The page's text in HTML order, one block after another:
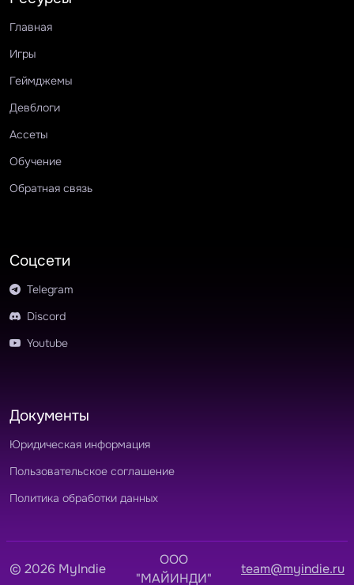
Главная
Игры
Геймджемы
Девблоги
Ассеты
Обучение
Обратная связь
Соцсети
Telegram
Discord
Youtube
Документы
Юридическая информация
Пользовательское соглашение
Политика обработки данных
© 2026 MyIndie
OOO
"МАЙИНДИ"
team@myindie.ru